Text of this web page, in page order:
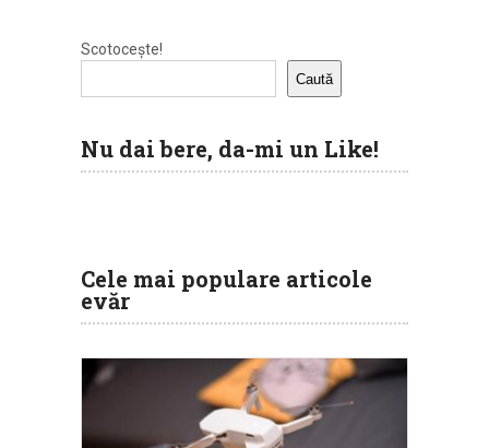
Scotocește!
Caută
Nu dai bere, da-mi un Like!
Cele mai populare articole
evăr